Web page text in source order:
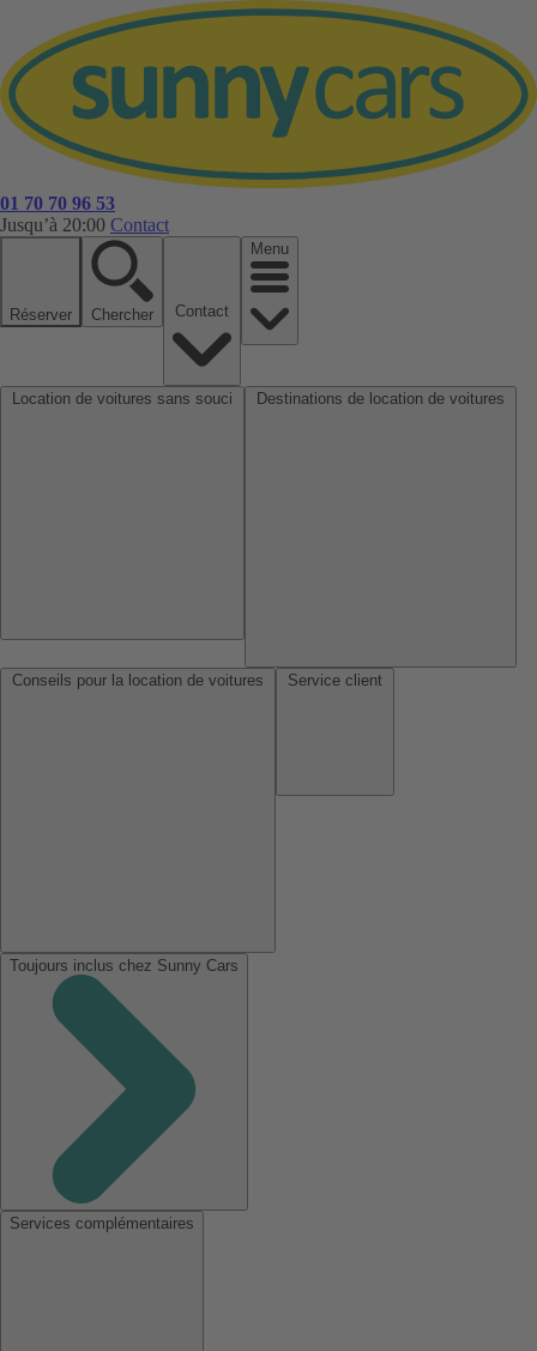
01 70 70 96 53
Jusqu’à 20:00 Contact
Réserver Chercher
Menu
Toujours inclus chez Sunny Cars
Services complémentaires